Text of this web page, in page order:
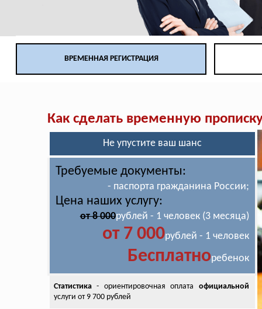
ВРЕМЕННАЯ РЕГИСТРАЦИЯ
Как сделать временную
Не упустите ваш шанс
Требуемые документы:
- паспорта гражданина России;
Цена наших услугу:
от 8 000рублей - 1 человек (3 месяца)
от 7 000рублей - 1 человек
Бесплатноребенок
Статистика- ориентировочная оплата официальной
услуги от 9 700 рублей